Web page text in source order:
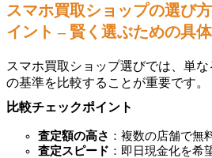
スマホ買取ショップの選び
イント – 賢く選ぶための具
スマホ買取ショップ選びでは、単
の基準を比較することが重要です。
比較チェックポイント
査定額の高さ ：複数の店舗で無
査定スピード ：即日現金化を希